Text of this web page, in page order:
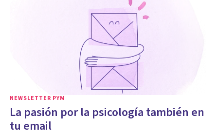
NEWSLETTER PYM
La pasión por la psicología también en
tu email